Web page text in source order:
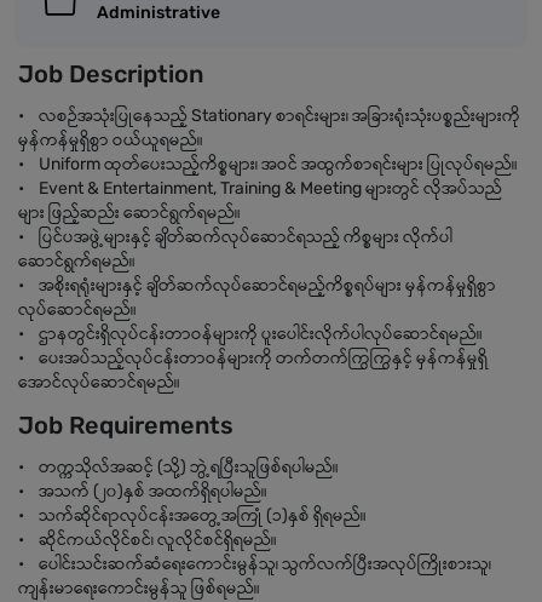
Administrative
Job Description
• လစဉ်အသုံးပြုနေသည့် Stationary စာရင်းများ၊ အခြားရုံးသုံးပစ္စည်းများကို
မှန်ကန်မှုရှိစွာ ဝယ်ယူရမည်။
• Uniform ထုတ်ပေးသည့်ကိစ္စများ၊ အဝင် အထွက်စာရင်းများ ပြုလုပ်ရမည်။
• Event & Entertainment, Training & Meeting များတွင် လိုအပ်သည်
များ ဖြည့်ဆည်း ဆောင်ရွက်ရမည်။
• ပြင်ပအဖွဲ့များနှင့် ချိတ်ဆက်လုပ်ဆောင်ရသည့် ကိစ္စများ လိုက်ပါ
ဆောင်ရွက်ရမည်။
• အစိုးရရုံးများနှင့် ချိတ်ဆက်လုပ်ဆောင်ရမည့်ကိစ္စရပ်များ မှန်ကန်မှုရှိစွာ
လုပ်ဆောင်ရမည်။
• ဌာနတွင်းရှိလုပ်ငန်းတာဝန်များကို ပူးပေါင်းလိုက်ပါလုပ်ဆောင်ရမည်။
• ပေးအပ်သည့်လုပ်ငန်းတာဝန်များကို တက်တက်ကြွကြွနှင့် မှန်ကန်မှုရှိ
အောင်လုပ်ဆောင်ရမည်။
Job Requirements
• တက္ကသိုလ်အဆင့် (သို့) ဘွဲ့ရပြီးသူဖြစ်ရပါမည်။
• အသက် (၂၀)နှစ် အထက်ရှိရပါမည်။
• သက်ဆိုင်ရာလုပ်ငန်းအတွေ့အကြုံ (၁)နှစ် ရှိရမည်။
• ဆိုင်ကယ်လိုင်စင်၊ လူလိုင်စင်ရှိရမည်။
• ပေါင်းသင်းဆက်ဆံရေးကောင်းမွန်သူ၊ သွက်လက်ပြီးအလုပ်ကြိုးစားသူ၊
ကျန်းမာရေးကောင်းမွန်သူ ဖြစ်ရမည်။